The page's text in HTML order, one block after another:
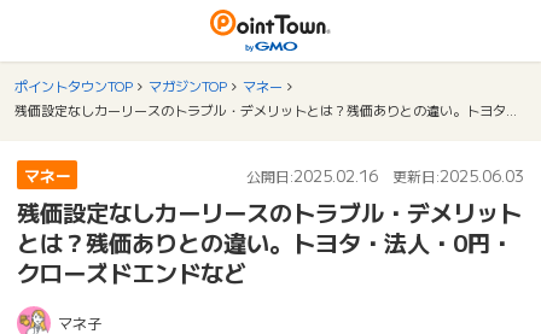
ポイントタウンTOP マガジンTOP
マネー
マネー 公開日:2025.02.16 更新日:2025.06.03
残価設定なしカーリースのトラブル・デメリット
とは？残価ありとの違い。トヨタ・法人・0円・
クローズドエンドなど
マネ子